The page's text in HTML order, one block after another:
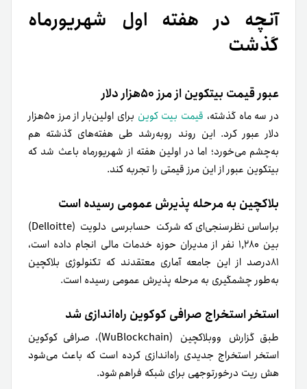
آنچه در هفته اول شهریور‌ماه
گذشت
عبور قیمت بیتکوین از مرز ۵۰هزار دلار
در سه ماه گذشته، قیمت بیت کوین
برای اولین‌بار از مرز ۵۰هزار
دلار عبور کرد. این روند رو‌به‌رشد طی هفته‌های گذشته هم
به‌چشم می‌خورد؛ اما در اولین هفته از شهریورماه باعث شد که
بیتکوین عبور از این مرز قیمتی را تجربه کند.
بلاکچین به مرحله پذیرش عمومی رسیده است
براساس نظرسنجی‌ای که شرکت حسابرسی دلویت (Delloitte)
بین ۱,۲۸۰ نفر از مدیران حوزه خدمات مالی انجام داده است،
۸۱درصد از این جامعه آماری معتقدند که تکنولوژی بلاکچین
به‌طور چشمگیری به مرحله پذیرش عمومی رسیده است.
استخر استخراج صرافی کوکوین راه‌اندازی شد
طبق گزارش ووبلاکچین (WuBlockchain)، صرافی کوکوین
استخر استخراج جدیدی راه‌اندازی کرده است که باعث می‌شود
هش ریت درخورتوجهی برای شبکه فراهم شود.